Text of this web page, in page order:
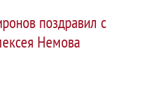
поздравил с
Немова